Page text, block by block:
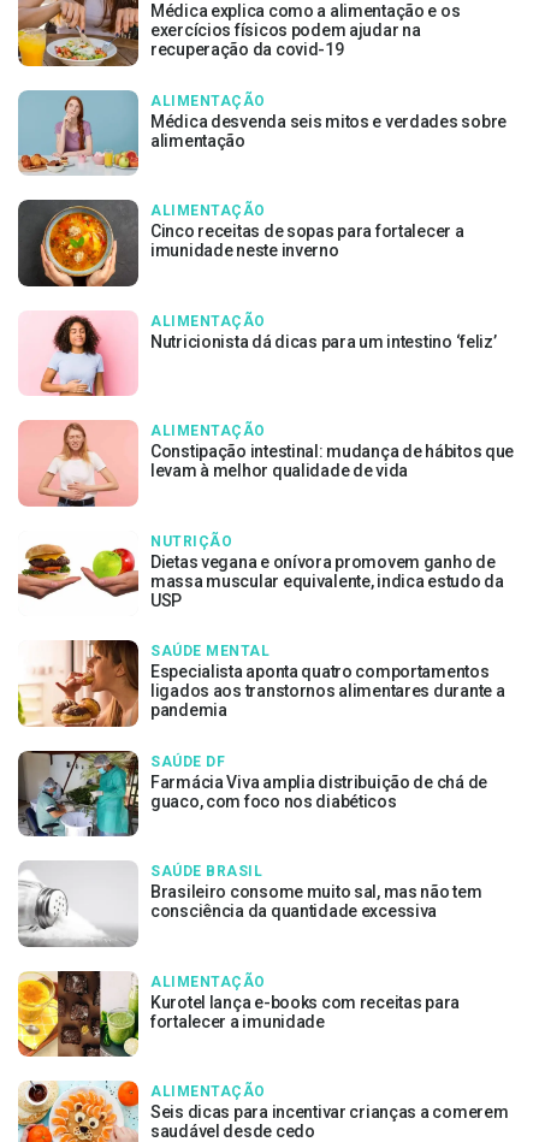
Médica explica como a alimentação e os
exercícios físicos podem ajudar na
recuperação da covid-19
ALIMENTAÇÃO
Médica desvenda seis mitos e verdades sobre
alimentação
ALIMENTAÇÃO
Cinco receitas de sopas para fortalecer a
imunidade neste inverno
ALIMENTAÇÃO
Nutricionista dá dicas para um intestino ‘feliz’
ALIMENTAÇÃO
Constipação intestinal: mudança de hábitos que
levam à melhor qualidade de vida
NUTRIÇÃO
Dietas vegana e onívora promovem ganho de
massa muscular equivalente, indica estudo da
USP
SAÚDE MENTAL
Especialista aponta quatro comportamentos
ligados aos transtornos alimentares durante a
pandemia
SAÚDE DF
Farmácia Viva amplia distribuição de chá de
guaco, com foco nos diabéticos
SAÚDE BRASIL
Brasileiro consome muito sal, mas não tem
consciência da quantidade excessiva
ALIMENTAÇÃO
Kurotel lança e-books com receitas para
fortalecer a imunidade
ALIMENTAÇÃO
Seis dicas para incentivar crianças a comerem
saudável desde cedo